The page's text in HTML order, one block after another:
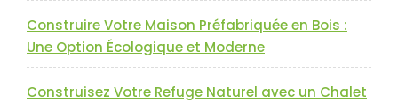
Construire Votre Maison Préfabriquée en Bois :
Une Option Écologique et Moderne
Construisez Votre Refuge Naturel avec un Chalet